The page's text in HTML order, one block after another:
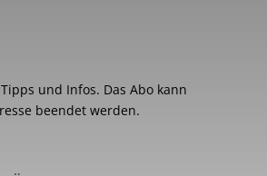
und Infos. Das Abo kann
beendet werden.